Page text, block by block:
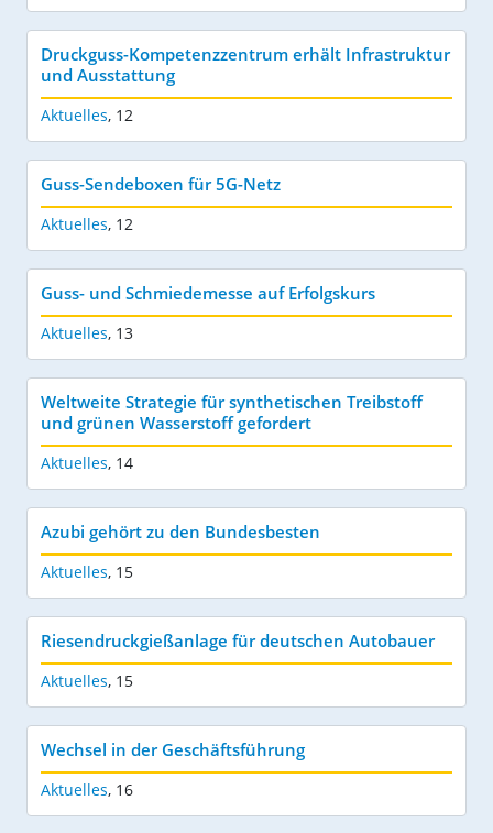
Druckguss-Kompetenzzentrum erhält Infrastruktur
und Ausstattung
Aktuelles, 12
Guss-Sendeboxen für 5G-Netz
Aktuelles, 12
Guss- und Schmiedemesse auf Erfolgskurs
Aktuelles, 13
Weltweite Strategie für synthetischen Treibstoff
und grünen Wasserstoff gefordert
Aktuelles, 14
Azubi gehört zu den Bundesbesten
Aktuelles, 15
Riesendruckgießanlage für deutschen Autobauer
Aktuelles, 15
Wechsel in der Geschäftsführung
Aktuelles, 16